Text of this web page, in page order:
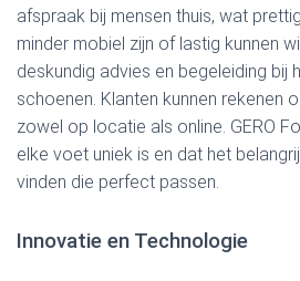
afspraak bij mensen thuis, wat
minder mobiel zijn of lastig kunnen
deskundig advies en begeleiding bij
schoenen. Klanten kunnen rekenen
zowel op locatie als online. GERO
elke voet uniek is en dat het
vinden die perfect passen.
Innovatie en Technologie